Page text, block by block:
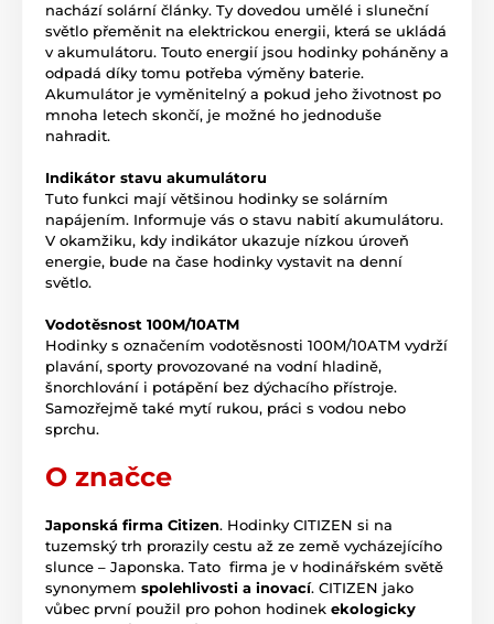
nachází solární články. Ty dovedou umělé i sluneční
světlo přeměnit na elektrickou energii, která se ukládá
v akumulátoru. Touto energií jsou hodinky poháněny a
odpadá díky tomu potřeba výměny baterie.
Akumulátor je vyměnitelný a pokud jeho životnost po
mnoha letech skončí, je možné ho jednoduše
nahradit.
Indikátor stavu akumulátoru
Tuto funkci mají většinou hodinky se solárním
napájením. Informuje vás o stavu nabití akumulátoru.
V okamžiku, kdy indikátor ukazuje nízkou úroveň
energie, bude na čase hodinky vystavit na denní
světlo.
Vodotěsnost 100M/10ATM
Hodinky s označením vodotěsnosti 100M/10ATM vydrží
plavání, sporty provozované na vodní hladině,
šnorchlování i potápění bez dýchacího přístroje.
Samozřejmě také mytí rukou, práci s vodou nebo
sprchu.
O značce
Japonská firma Citizen. Hodinky CITIZEN si na
tuzemský trh prorazily cestu až ze země vycházejícího
slunce – Japonska. Tato firma je v hodinářském světě
synonymem spolehlivosti a inovací. CITIZEN jako
vůbec první použil pro pohon hodinek ekologicky